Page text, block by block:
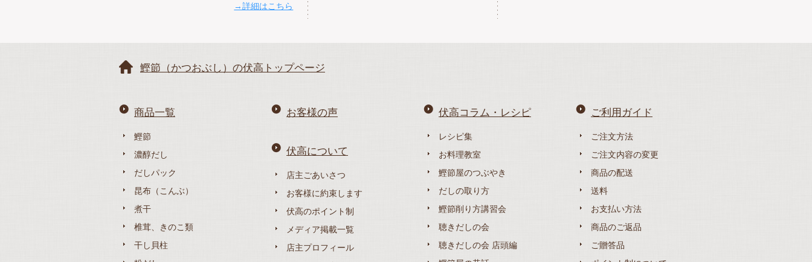
→詳細はこちら
鰹節（かつおぶし）の伏高トップページ
商品一覧
鰹節
濃醇だし
だしパック
昆布（こんぶ）
煮干
椎茸、きのこ類
干し貝柱
お客様の声
伏高について
店主ごあいさつ
お客様に約束します
伏高のポイント制
メディア掲載一覧
店主プロフィール
伏高コラム・レシピ
レシピ集
お料理教室
鰹節屋のつぶやき
だしの取り方
鰹節削り方講習会
聴きだしの会
聴きだしの会 店頭編
ご利用ガイド
ご注文方法
ご注文内容の変更
商品の配送
送料
お支払い方法
商品のご返品
ご贈答品